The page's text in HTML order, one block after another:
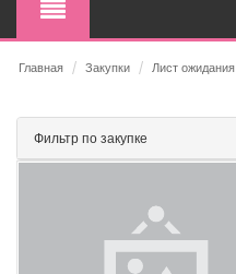
Главная / Закупки / Лист ожидания
Фильтр по закупке